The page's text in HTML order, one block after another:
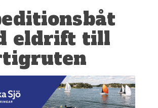
eldrift till